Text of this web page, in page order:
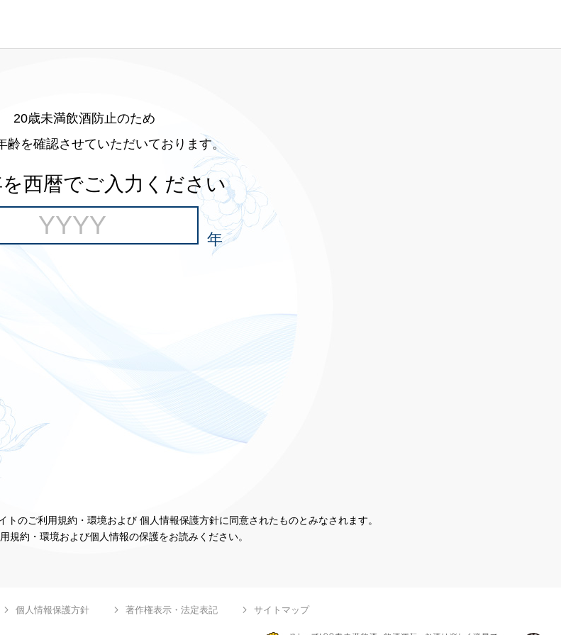
20歳未満飲酒防止のため
齢を確認させていただいております。
西暦でご入力ください
年
のご利用規約・環境および 個人情報保護方針に同意されたものとみなされます。
規約・環境および個人情報の保護をお読みください。
個人情報保護方針 著作権表示・法定表記 サイトマップ